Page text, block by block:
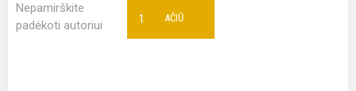
Nepamirškite
padėkoti autoriui
AČIŪ
1